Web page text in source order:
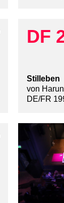
DF
Stilleben
von
DE/FR